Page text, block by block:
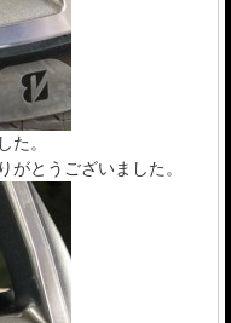
た。
がとうございました。